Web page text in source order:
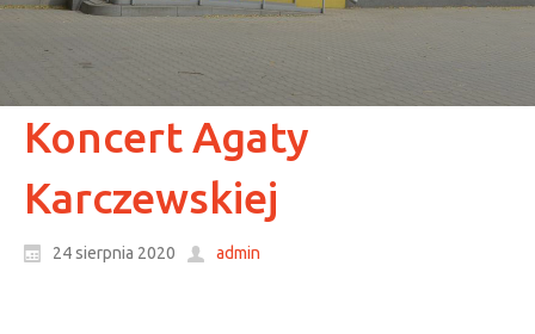
Koncert Agaty
Karczewskiej
24 sierpnia 2020 admin